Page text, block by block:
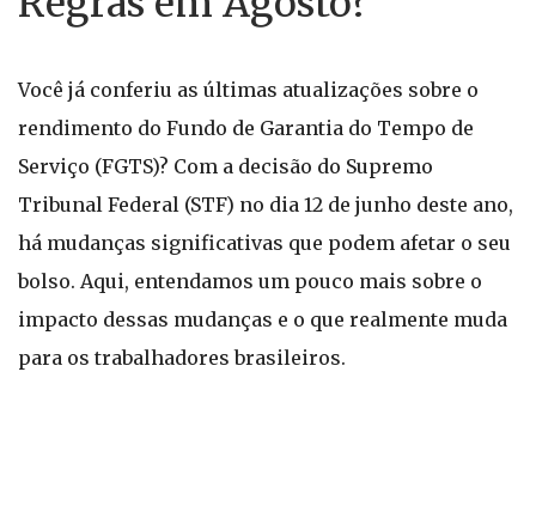
Você já conferiu as últimas atualizações sobre o
rendimento do Fundo de Garantia do Tempo de
Serviço (FGTS)? Com a decisão do Supremo
Tribunal Federal (STF) no dia 12 de junho deste ano,
há mudanças significativas que podem afetar o seu
bolso. Aqui, entendamos um pouco mais sobre o
impacto dessas mudanças e o que realmente muda
para os trabalhadores brasileiros.